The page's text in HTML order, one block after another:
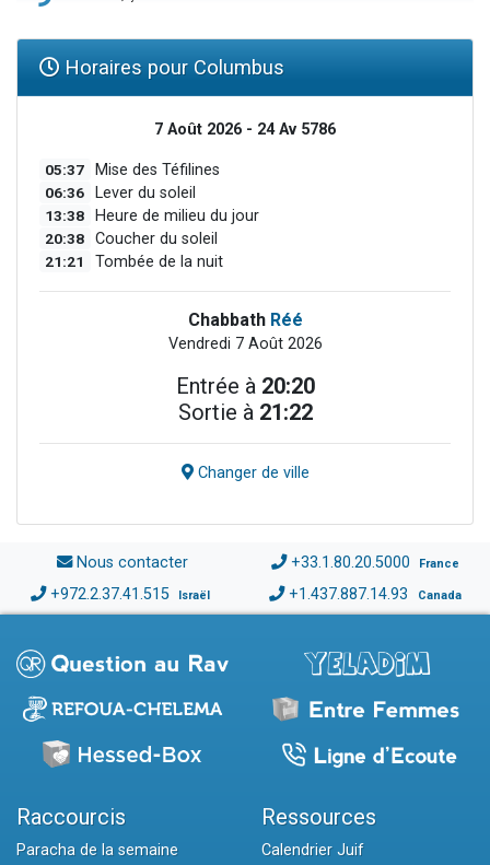
Horaires pour Columbus
7 Août 2026 - 24 Av 5786
05:37 Mise des Téfilines
06:36 Lever du soleil
13:38 Heure de milieu du jour
20:38 Coucher du soleil
21:21 Tombée de la nuit
Chabbath Réé
Vendredi 7 Août 2026
Entrée à 20:20
Sortie à 21:22
Changer de ville
Nous contacter +33.1.80.20.5000 France
+972.2.37.41.515 Israël +1.437.887.14.93 Canada
Raccourcis
Paracha de la semaine
Ressources
Calendrier Juif